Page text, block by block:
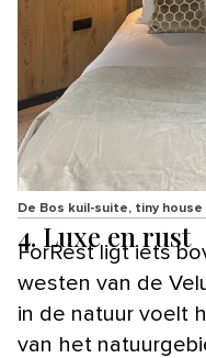
De Bos kuil-suite, tiny
4. Luxe en rust
ForRest ligt iets
westen van de
in de natuur voelt
van het